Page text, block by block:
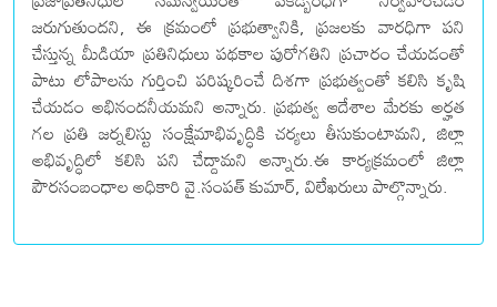
జరుగుతుందని, ఈ క్రమంలో ప్రభుత్వానికి, ప్రజలకు వారధిగా పని
చేస్తున్న మీడియా ప్రతినిధులు పథకాల పురోగతిని ప్రచారం చేయడంతో
పాటు లోపాలను గుర్తించి పరిష్కరించే దిశగా ప్రభుత్వంతో కలిసి కృషి
చేయడం అభినందనీయమని అన్నారు. ప్రభుత్వ ఆదేశాల మేరకు అర్హత
గల ప్రతి జర్నలిస్టు సంక్షేమాభివృద్ధికి చర్యలు తీసుకుంటామని, జిల్లా
అభివృద్ధిలో కలిసి పని చేద్దామని అన్నారు.ఈ కార్యక్రమంలో జిల్లా
పౌరసంబంధాల అధికారి వై.సంపత్ కుమార్, విలేఖరులు పాల్గొన్నారు.